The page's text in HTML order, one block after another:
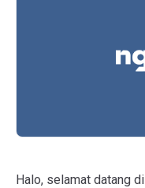
Halo, selamat datang di